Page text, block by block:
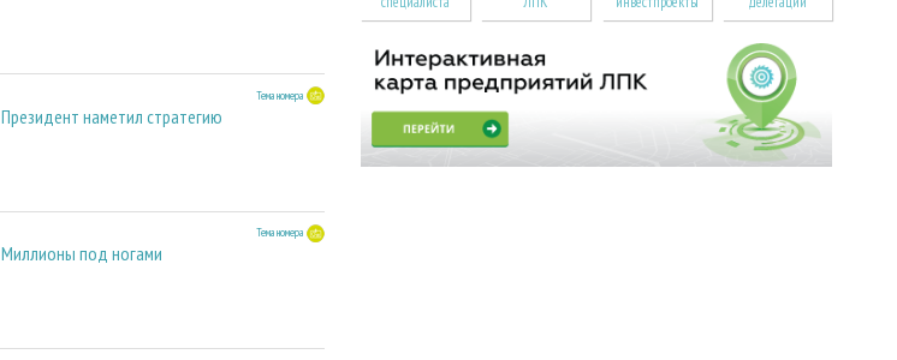
Тема номера
Президент наметил стратегию
Тема номера
Миллионы под ногами